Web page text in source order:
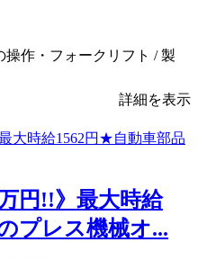
作・フォークリフト / 製
詳細を表示
円!!》最大時給
プレス機械オ...